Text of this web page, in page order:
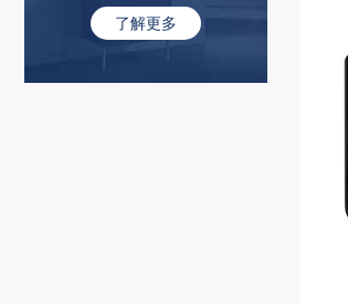
了解更多